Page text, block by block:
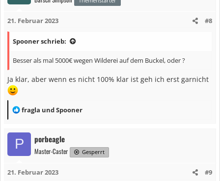
o
e
:
21. Februar 2023 #8
Spooner schrieb:
Besser als mal 5000€ wegen Wilderei auf dem Buckel, oder ?
Ja klar, aber wenn es nicht 100% klar ist geh ich erst garnicht
R
a
k
o
fragla undSpooner
P porbeagle
Master-Caster Gesperrt
21. Februar 2023 #9